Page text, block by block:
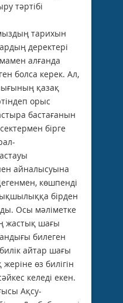
тәртiбi
тарихын
деректерi
алғанда
болса керек. Ал,
қазақ
орыс
бастағанын
бiрге
айналысуына
көшпендi
бiрден
Осы мәлiметке
жастық шағы
билеген
билiк айтар шағы
жерiне өз билiгiн
келедi екен.
Ақсу-